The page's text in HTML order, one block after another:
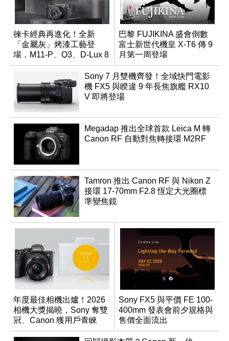
徠卡經典再進化！全新
「金屬灰」烤漆工藝登
場，M11-P、Q3、D-Lux 8
領銜換裝
巴黎 FUJIKINA 盛會倒數
富士新世代機皇 X-T6 傳 9
月第一周登場
Sony 7 月雙機齊發！全域快門電影
機 FX5 與睽違 9 年長焦旗艦 RX10
V 即將登場
Megadap 推出全球首款 Leica M 轉
Canon RF 自動對焦轉接環 M2RF
Tamron 推出 Canon RF 與 Nikon Z
接環 17-70mm F2.8 恆定大光圈標
準變焦鏡
年度最佳相機出爐！2026
相機大獎揭曉，Sony 奪雙
冠、Canon 獲用戶青睞
Sony FX5 與平價 FE 100-
400mm 發表會前夕規格與
售價全面流出